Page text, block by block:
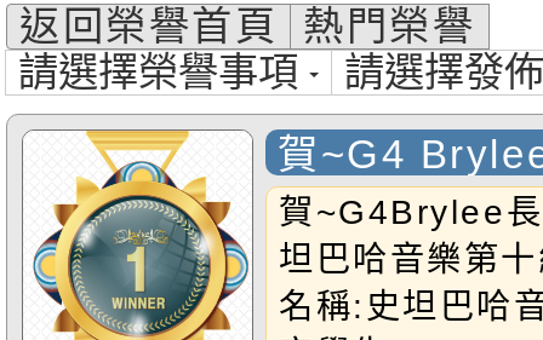
返回榮譽首頁
熱門榮譽
請選擇榮譽事項
請選擇發
賀~G4
過史坦巴哈
檢定
賀~G4Brylee
坦巴哈音樂第
名稱:史坦巴哈